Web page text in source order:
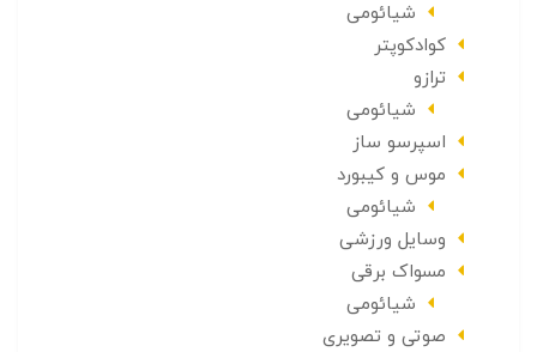
شیائومی
کوادکوپتر
ترازو
شیائومی
اسپرسو ساز
موس و کیبورد
شیائومی
وسایل ورزشی
مسواک برقی
شیائومی
صوتی و تصویری